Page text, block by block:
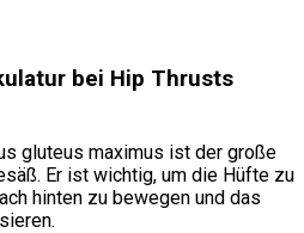
bei Hip Thrusts
gluteus maximus ist der große
Er ist wichtig, um die Hüfte zu
hinten zu bewegen und das